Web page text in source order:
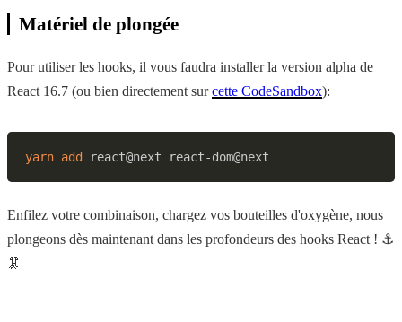
Matériel de plongée
Pour utiliser les hooks, il vous faudra installer la version alpha de
React 16.7 (ou bien directement surcette CodeSandbox):
yarn add
Enfilez votre combinaison, chargez vos bouteilles d'oxygène, nous
plongeons dès maintenant dans les profondeurs des hooks React ! ⚓️
🦑